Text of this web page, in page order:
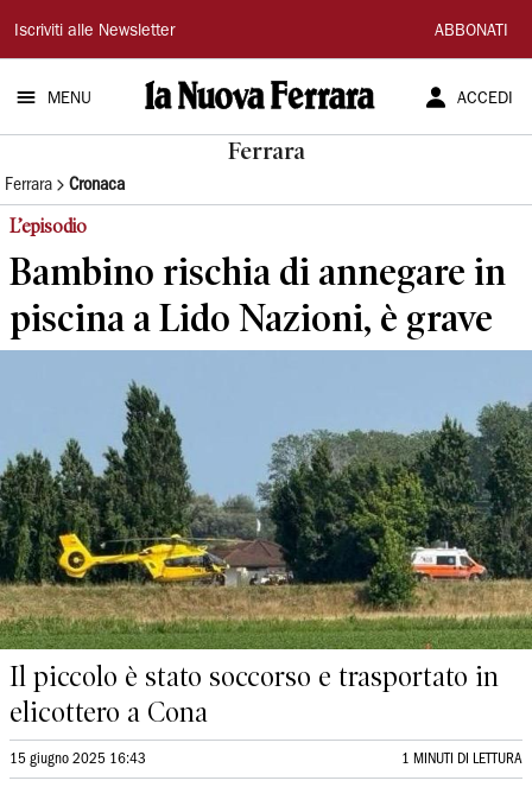
La
Nuova
Ferrara
Iscriviti alle Newsletter ABBONATI
MENU ACCEDI
Ferrara
Ferrara Cronaca
L’episodio
Bambino rischia di annegare in
piscina a Lido Nazioni, è grave
Il piccolo è stato soccorso e trasportato in
elicottero a Cona
15 giugno 2025 16:43 1 MINUTI DI LETTURA